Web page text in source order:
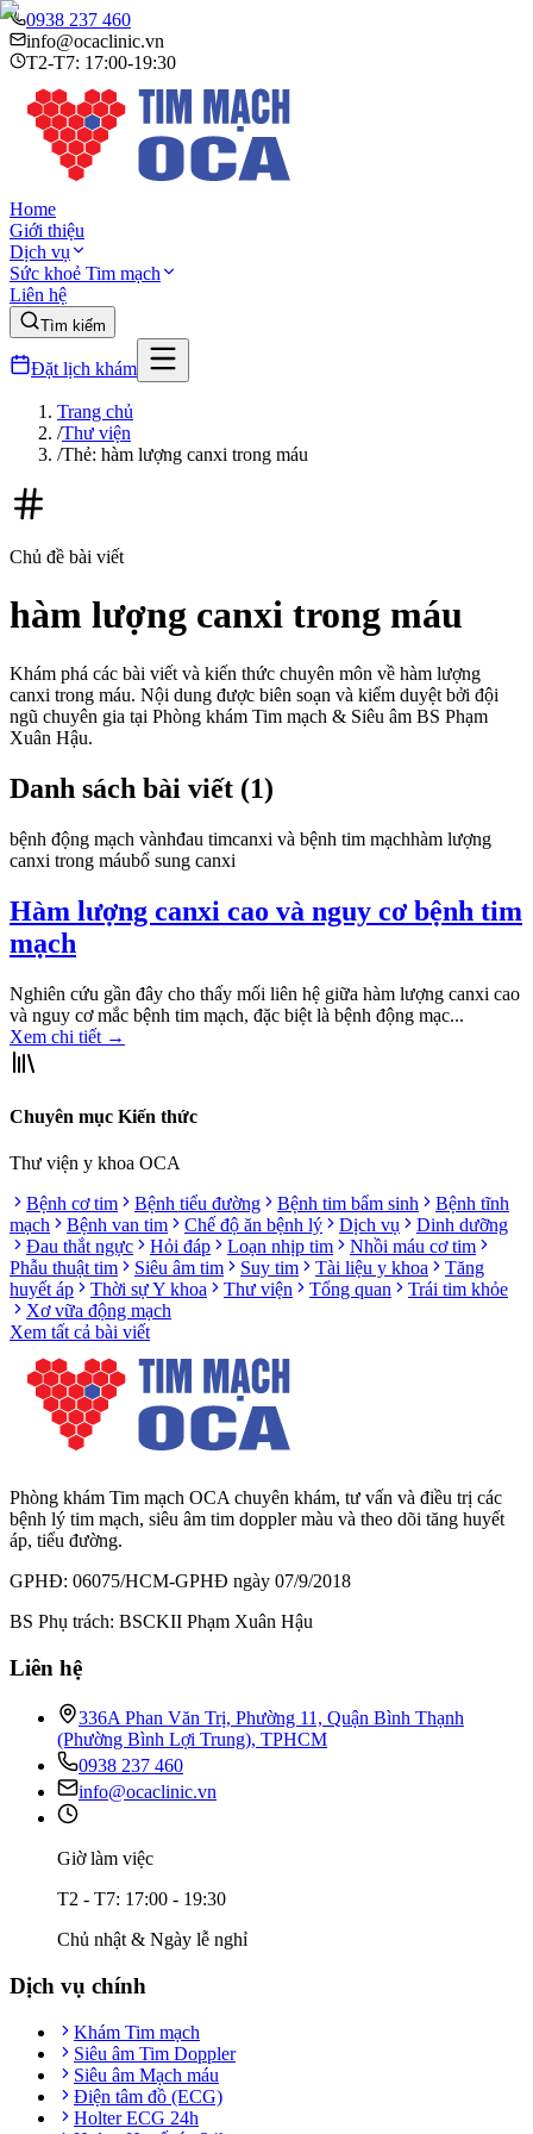
0938 237 460
info@ocaclinic.vn
T2-T7: 17:00-19:30
Home
Giới thiệu
Dịch vụ
Sức khoẻ Tim mạch
Liên hệ
Tìm kiếm
Đặt lịch khám
Trang chủ
/Thư viện
/Thẻ: hàm lượng canxi trong máu
Chủ đề bài viết
hàm lượng canxi trong máu
Khám phá các bài viết và kiến thức chuyên môn về hàm lượng
canxi trong máu. Nội dung được biên soạn và kiểm duyệt bởi đội
ngũ chuyên gia tại Phòng khám Tim mạch & Siêu âm BS Phạm
Xuân Hậu.
Danh sách bài viết (1)
bệnh động mạch vànhđau timcanxi và bệnh tim mạchhàm lượng
canxi trong máubổ sung canxi
Hàm lượng canxi cao và nguy cơ bệnh tim
mạch
Nghiên cứu gần đây cho thấy mối liên hệ giữa hàm lượng canxi cao
và nguy cơ mắc bệnh tim mạch, đặc biệt là bệnh động mạc...
Xem chi tiết →
Chuyên mục Kiến thức
Thư viện y khoa OCA
Bệnh cơ tim
Bệnh tiểu đường Bệnh tim bẩm sinh
Bệnh tĩnh
mạch
Bệnh van tim Chế độ ăn bệnh lý Dịch vụ
Dinh dưỡng
Đau thắt ngực
Hỏi đáp Loạn nhịp tim
Nhồi máu cơ tim
Phẫu thuật tim
Siêu âm tim Suy tim Tài liệu y khoa
Tăng
huyết áp
Thời sự Y khoa Thư viện Tổng quan
Trái tim khỏe
Xơ vữa động mạch
Xem tất cả bài viết
Phòng khám Tim mạch OCA chuyên khám, tư vấn và điều trị các
bệnh lý tim mạch, siêu âm tim doppler màu và theo dõi tăng huyết
áp, tiểu đường.
GPHĐ: 06075/HCM-GPHĐ ngày 07/9/2018
BS Phụ trách: BSCKII Phạm Xuân Hậu
Liên hệ
336A Phan Văn Trị, Phường 11, Quận Bình Thạnh
(Phường Bình Lợi Trung), TPHCM
0938 237 460
info@ocaclinic.vn
Giờ làm việc
T2 - T7: 17:00 - 19:30
Chủ nhật & Ngày lễ nghỉ
Dịch vụ chính
Khám Tim mạch
Siêu âm Tim Doppler
Siêu âm Mạch máu
Điện tâm đồ (ECG)
Holter ECG 24h